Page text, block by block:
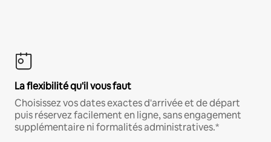
La flexibilité qu'il vous faut
Choisissez vos dates exactes d'arrivée et de départ
puis réservez facilement en ligne, sans engagement
supplémentaire ni formalités administratives.*